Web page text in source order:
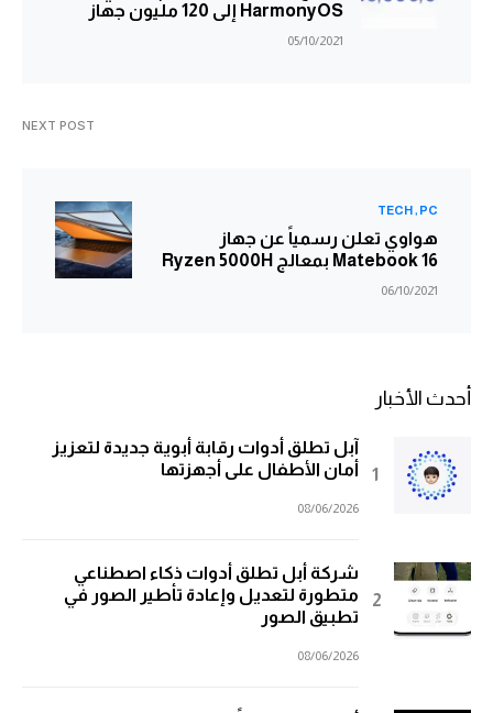
HarmonyOS إلى 120 مليون جهاز
05/10/2021
NEXT POST
PC
TECH
هواوي تعلن رسمياً عن جهاز
Matebook 16 بمعالج Ryzen 5000H
06/10/2021
أحدث الأخبار
آبل تطلق أدوات رقابة أبوية جديدة لتعزيز
أمان الأطفال على أجهزتها
08/06/2026
شركة أبل تطلق أدوات ذكاء اصطناعي
متطورة لتعديل وإعادة تأطير الصور في
تطبيق الصور
08/06/2026